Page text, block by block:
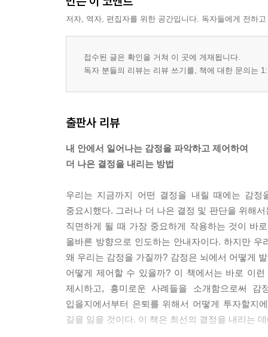
저자, 역자, 편집자를 위한 공간입니다. 독자들에게 전하
접수된 글은 확인을 거쳐 이 곳에 게재됩니다.
독자 분들의 리뷰는 리뷰 쓰기를, 책에 대한 문의는
출판사 리뷰
내 안에서 일어나는 감정을 파악하고 제어하여
더 나은 결정을 내리는 방법
우리는 지금까지 어떤 결정을 내릴 때에는 감
중요시했다. 그러나 더 나은 결정 및 판단을 위해
직면하게 될 때 가장 중요하게 작용하는 것이 바
올바른 방향으로 인도하는 안내자이다. 하지만
왜 우리는 감정을 가질까? 감정은 뇌에서 어떻게
어떻게 제어할 수 있을까? 이 책에서는 바로 이
제시하고, 흥미로운 사례들을 소개함으로써
입을지에서부터 은퇴를 위해서 어떻게 투자할지
길을 잃을 것이다. 이 책은 최선의 결정을 내리는